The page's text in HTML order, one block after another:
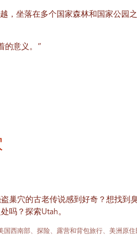
，坐落在多个国家森林和国家公园
的意义。”
巢穴的古老传说感到好奇？想找到
吗？探索Utah。
国西南部、探险、露营和背包旅行、美洲原住